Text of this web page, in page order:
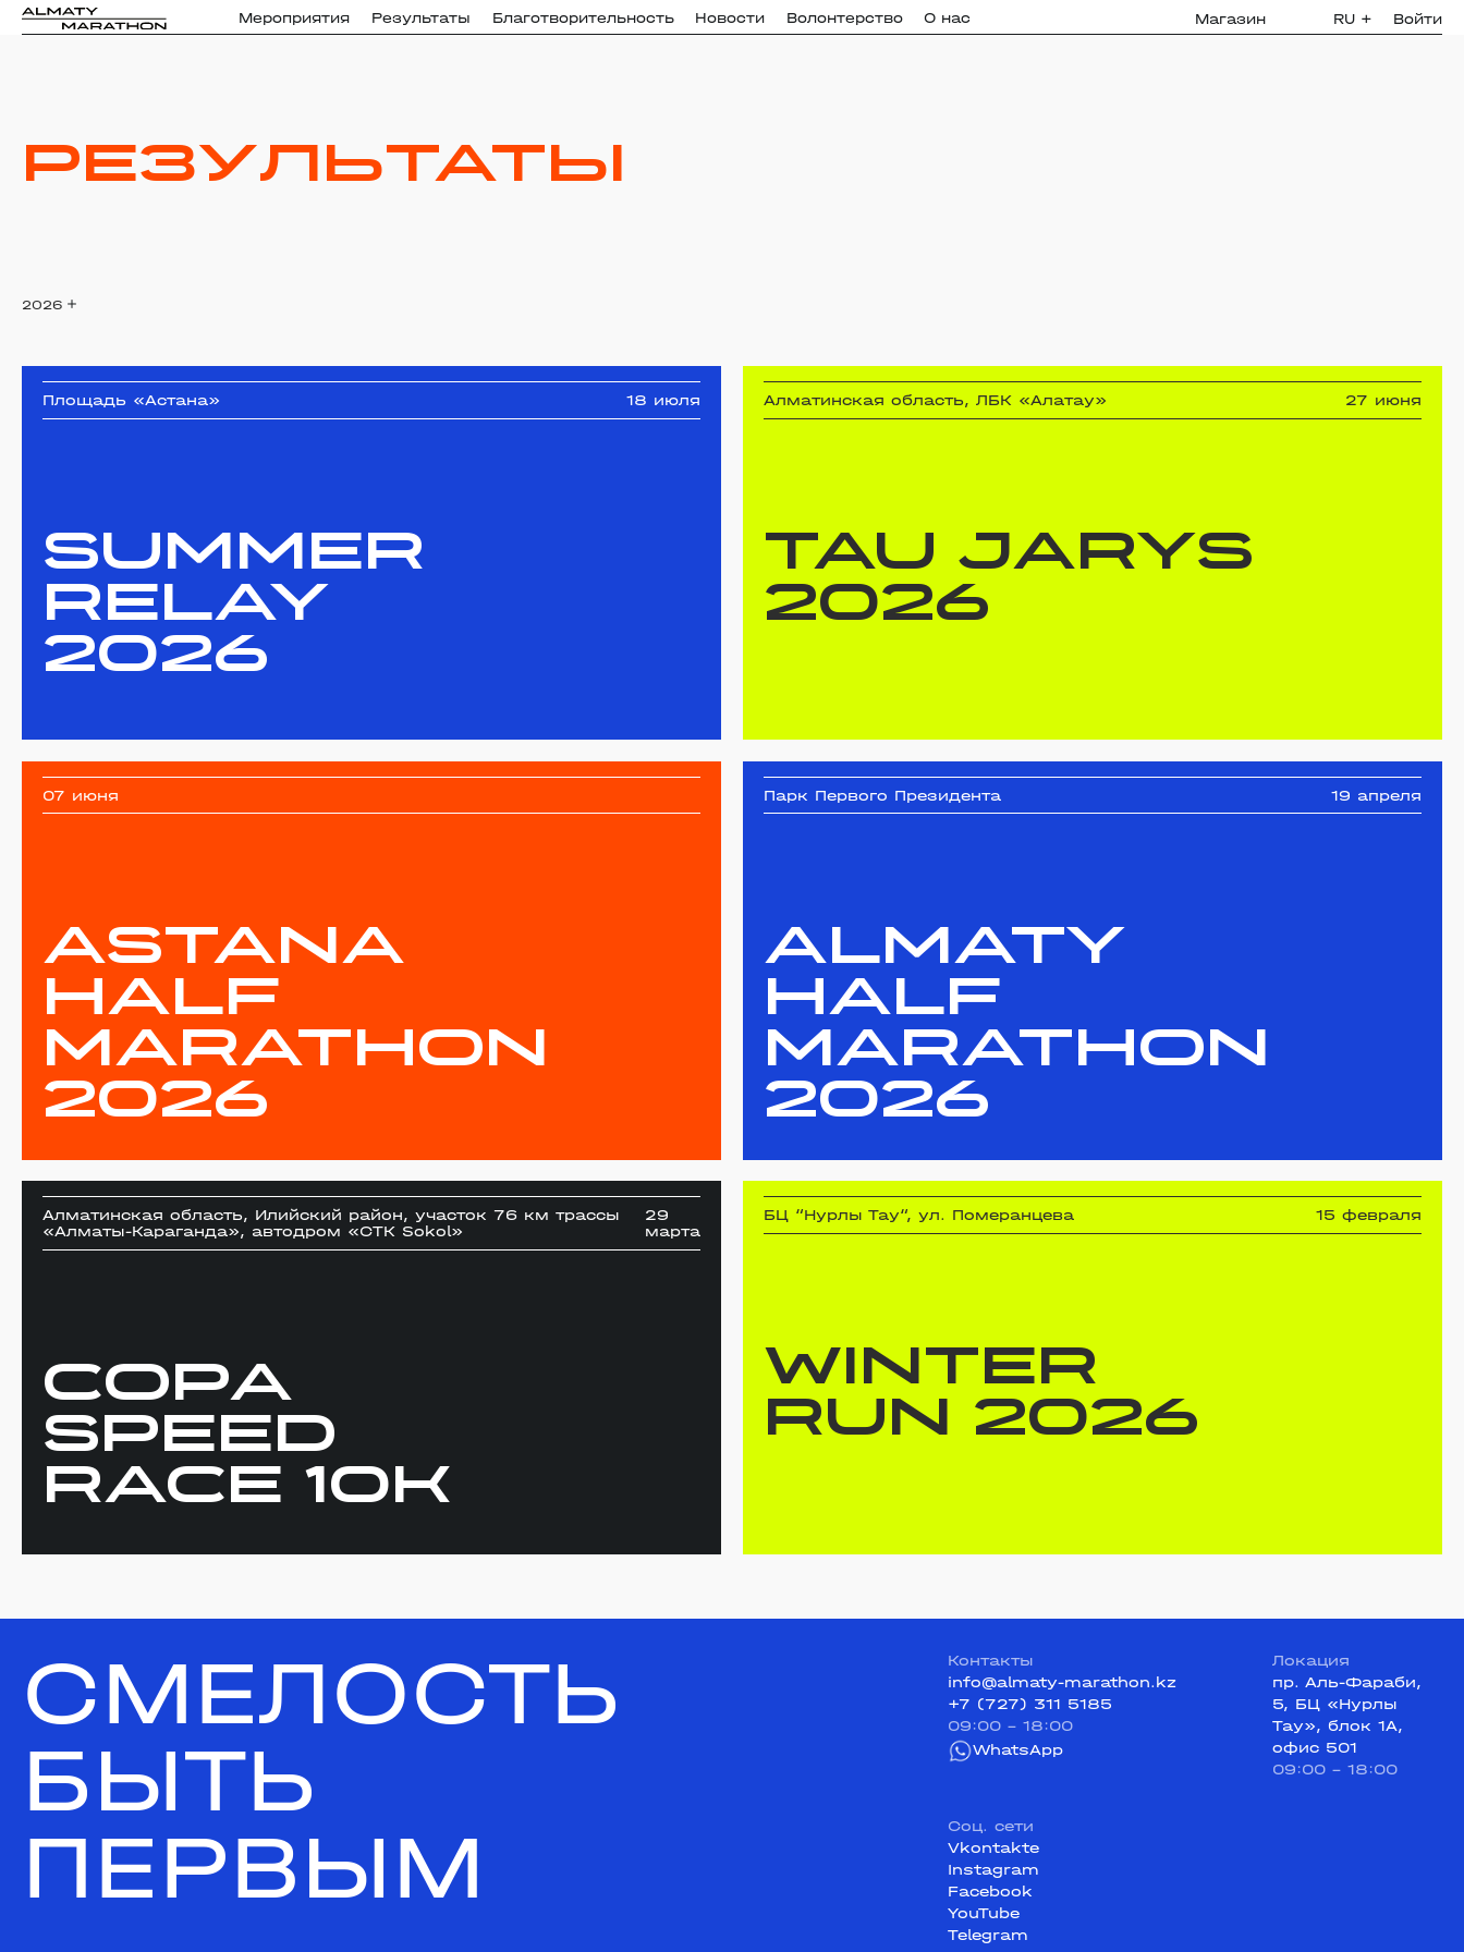
Мероприятия Результаты Благотворительность Новости Волонтерство О нас Магазин RU + Войти
Результаты
2026
Площадь «Астана» 18 июля
SUMMER
RELAY
2026
Алматинская область, ЛБК «Алатау» 27 июня
TAU JARYS
2026
07 июня
ASTANA
HALF
MARATHON
2026
Парк Первого Президента 19 апреля
ALMATY
HALF
MARATHON
2026
Алматинская область, Илийский район, участок 76 км трассы
«Алматы-Караганда», автодром «СТК Sokol»
29
марта
COPA
SPEED
RACE 10K
БЦ “Нурлы Тау“, ул. Померанцева 15 февраля
WINTER
RUN 2026
СМЕЛОСТЬ
БЫТЬ
ПЕРВЫМ
Контакты
info@almaty-marathon.kz
+7 (727) 311 5185
09:00 - 18:00
WhatsApp
Локация
пр. Аль-Фараби,
5, БЦ «Нурлы
Тау», блок 1А,
офис 501
09:00 - 18:00
Соц. сети
Vkontakte
Instagram
Facebook
YouTube
Telegram